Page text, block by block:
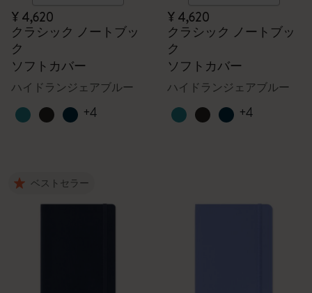
¥ 4,620
クラシック ノートブッ
ク
ソフトカバー
ハイドランジェアブルー
+4
¥ 4,620
クラシック ノートブッ
ク
ソフトカバー
ハイドランジェアブルー
+4
ベストセラー